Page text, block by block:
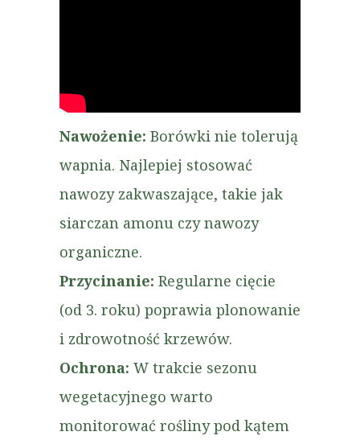
Nawożenie: Borówki nie tolerują
wapnia. Najlepiej stosować
nawozy zakwaszające, takie jak
siarczan amonu czy nawozy
organiczne.
Przycinanie: Regularne cięcie
(od 3. roku) poprawia plonowanie
i zdrowotność krzewów.
Ochrona: W trakcie sezonu
wegetacyjnego warto
monitorować rośliny pod kątem